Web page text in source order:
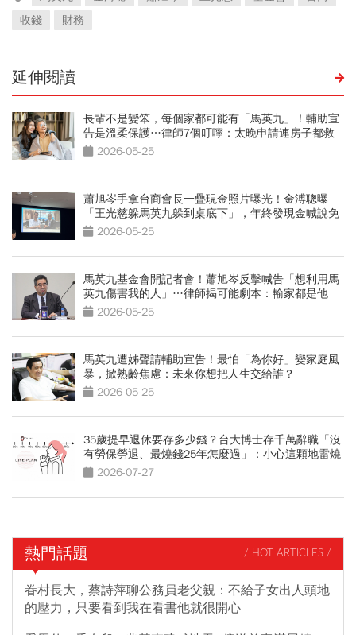
收錢
財務
延伸閱讀
長輩不是變笨，每個家都可能有「馬英九」！輔助宣
告是溫柔保護…律師7個叮嚀：太晚申請連房子都救
不回2026-05-25
蕭旭岑手拿台商會長一疊現金照片曝光！金溥聰曝
「王光慈躲馬英九躲到桌底下」，年終發現金喊說免
繳稅2026-05-25
馬英九基金會開記者會！蕭旭岑反擊喊告「想利用馬
英九傷害我的人」…律師揭可能劇本：輸家都是他
2026-05-25
馬英九遭姊聲請輔助宣告！最怕「為你好」變家庭風
暴，掀熟齡焦慮：未來你想把人生交給誰？
2026-05-25
35歲提早退休要存多少錢？台大博士存千萬辭職「沒
有勞保勞退、最燒錢25年怎麼過」：小心這顆地雷燒
光存款
2026-07-27
熱門話題 / HOT ARTICLES /
眷村長大，蔡詩萍聊公務員老父親：不給子女出人頭地
的壓力，只要看到我在看書他就很開心